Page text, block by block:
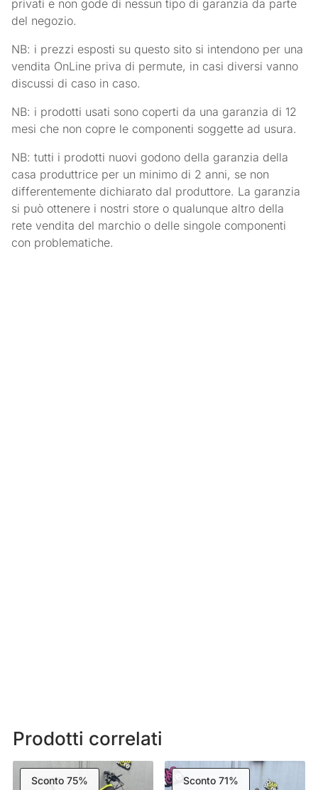
privati e non gode di nessun tipo di garanzia da parte
del negozio.
NB: i prezzi esposti su questo sito si intendono per una
vendita OnLine priva di permute, in casi diversi vanno
discussi di caso in caso.
NB: i prodotti usati sono coperti da una garanzia di 12
mesi che non copre le componenti soggette ad usura.
NB: tutti i prodotti nuovi godono della garanzia della
casa produttrice per un minimo di 2 anni, se non
differentemente dichiarato dal produttore. La garanzia
si può ottenere i nostri store o qualunque altro della
rete vendita del marchio o delle singole componenti
con problematiche.
Prodotti correlati
Sconto 75% Sconto 71%